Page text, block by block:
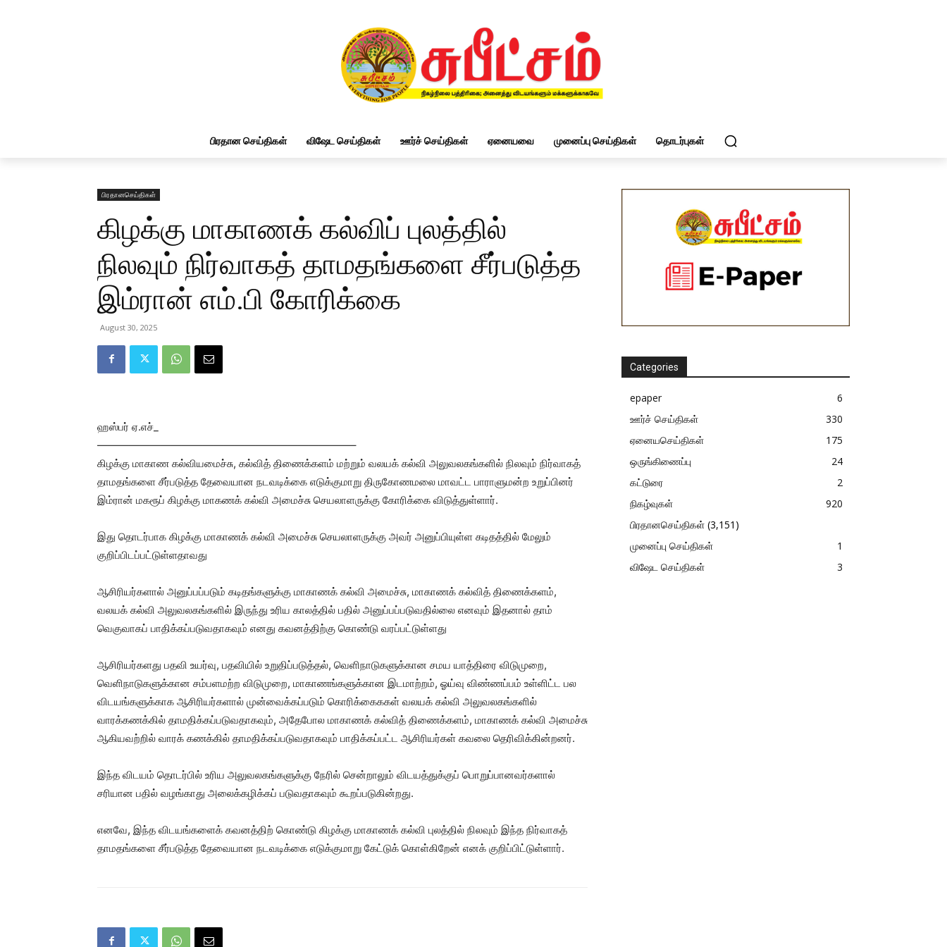
பிரதான செய்திகள் விஷேட செய்திகள் ஊர்ச் செய்திகள் ஏனையவை முனைப்பு செய்திகள் தொடர்புகள்
பிரதானசெய்திகள்
கிழக்கு மாகாணக் கல்விப் புலத்தில்
நிலவும் நிர்வாகத் தாமதங்களை சீர்படுத்த
இம்ரான் எம்.பி கோரிக்கை
August 30, 2025
ஹஸ்பர் ஏ.எச்_
————————————————————————–
கிழக்கு மாகாண கல்வியமைச்சு, கல்வித் திணைக்களம் மற்றும் வலயக் கல்வி அலுவலகங்களில் நிலவும் நிர்வாகத்
தாமதங்களை சீர்படுத்த தேவையான நடவடிக்கை எடுக்குமாறு திருகோணமலை மாவட்ட பாராளுமன்ற உறுப்பினர்
இம்ரான் மகரூப் கிழக்கு மாகணக் கல்வி அமைச்சு செயலாளருக்கு கோரிக்கை விடுத்துள்ளார்.
இது தொடர்பாக கிழக்கு மாகாணக் கல்வி அமைச்சு செயலாளருக்கு அவர் அனுப்பியுள்ள கடிதத்தில் மேலும்
குறிப்பிடப்பட்டுள்ளதாவது
ஆசிரியர்களால் அனுப்பப்படும் கடிதங்களுக்கு மாகாணக் கல்வி அமைச்சு, மாகாணக் கல்வித் திணைக்களம்,
வலயக் கல்வி அலுவலகங்களில் இருந்து உரிய காலத்தில் பதில் அனுப்பப்படுவதில்லை எனவும் இதனால் தாம்
வெகுவாகப் பாதிக்கப்படுவதாகவும் எனது கவனத்திற்கு கொண்டு வரப்பட்டுள்ளது
ஆசிரியர்களது பதவி உயர்வு, பதவியில் உறுதிப்படுத்தல், வெளிநாடுகளுக்கான சமய யாத்திரை விடுமுறை,
வெளிநாடுகளுக்கான சம்பளமற்ற விடுமுறை, மாகாணங்களுக்கான இடமாற்றம், ஓய்வு விண்ணப்பம் உள்ளிட்ட பல
விடயங்களுக்காக ஆசிரியர்களால் முன்வைக்கப்படும் கொரிக்கைககள் வலயக் கல்வி அலுவலகங்களில்
வாரக்கணக்கில் தாமதிக்கப்படுவதாகவும், அதேபோல மாகாணக் கல்வித் திணைக்களம், மாகாணக் கல்வி அமைச்சு
ஆகியவற்றில் வாரக் கணக்கில் தாமதிக்கப்படுவதாகவும் பாதிக்கப்பட்ட ஆசிரியர்கள் கவலை தெரிவிக்கின்றனர்.
இந்த விடயம் தொடர்பில் உரிய அலுவலகங்களுக்கு நேரில் சென்றாலும் விடயத்துக்குப் பொறுப்பானவர்களால்
சரியான பதில் வழங்காது அலைக்கழிக்கப் படுவதாகவும் கூறப்படுகின்றது.
எனவே, இந்த விடயங்களைக் கவனத்திற் கொண்டு கிழக்கு மாகாணக் கல்வி புலத்தில் நிலவும் இந்த நிர்வாகத்
தாமதங்களை சீர்படுத்த தேவையான நடவடிக்கை எடுக்குமாறு கேட்டுக் கொள்கிறேன் எனக் குறிப்பிட்டுள்ளார்.
Categories
epaper
6
ஊர்ச் செய்திகள்
330
ஏனையசெய்திகள்
175
ஒருங்கிணைப்பு
24
கட்டுரை
2
நிகழ்வுகள்
920
பிரதானசெய்திகள் (3,151)
முனைப்பு செய்திகள்
1
விஷேட செய்திகள்
3